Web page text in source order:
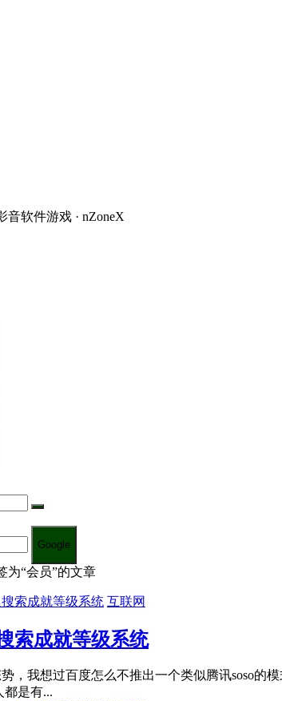
软件游戏 · nZoneX
Google
为“会员”的文章
互联网
索成就等级系统
，我想过百度怎么不推出一个类似腾讯soso
都是有...